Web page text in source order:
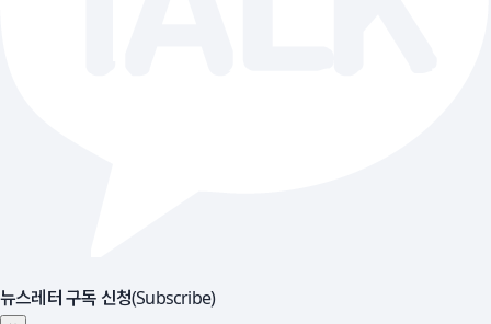
뉴스레터 구독 신청(Subscribe)